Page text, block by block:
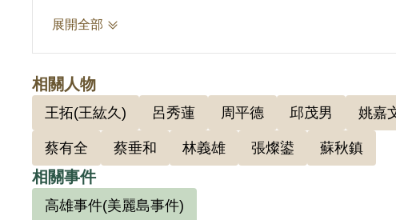
1987年9月17日滿釋出獄。
而著手實行，係以其於1979年9月8日至12月8日籌
之際滋生衝突，多人受傷為依據。惟關於美麗島雜
擊之對象或破壞、占領之目標（地或設施），其又
非有實據。
展開全部
相關人物
王拓(王紘久) 呂秀蓮 周平德 邱茂男 姚嘉
蔡有全 蔡垂和 林義雄 張燦鍙 蘇秋鎮
相關事件
高雄事件(美麗島事件)